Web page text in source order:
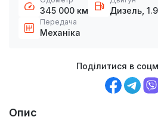
345 000 км Дизель,
Передача
Механіка
Поділитися в
Опис